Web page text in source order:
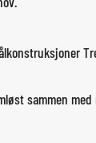
sammen